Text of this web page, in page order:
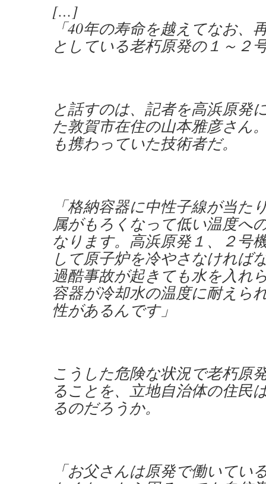
[…]
「40年の寿命を越えてなお、
としている老朽原発の１～２
と話すのは、記者を高浜原発
た敦賀市在住の山本雅彦さん
も携わっていた技術者だ。
「格納容器に中性子線が当た
属がもろくなって低い温度へ
なります。高浜原発１、２号
して原子炉を冷やさなければ
過酷事故が起きても水を入れ
容器が冷却水の温度に耐えら
性があるんです」
こうした危険な状況で老朽原
ることを、立地自治体の住民
るのだろうか。
「お父さんは原発で働いてい